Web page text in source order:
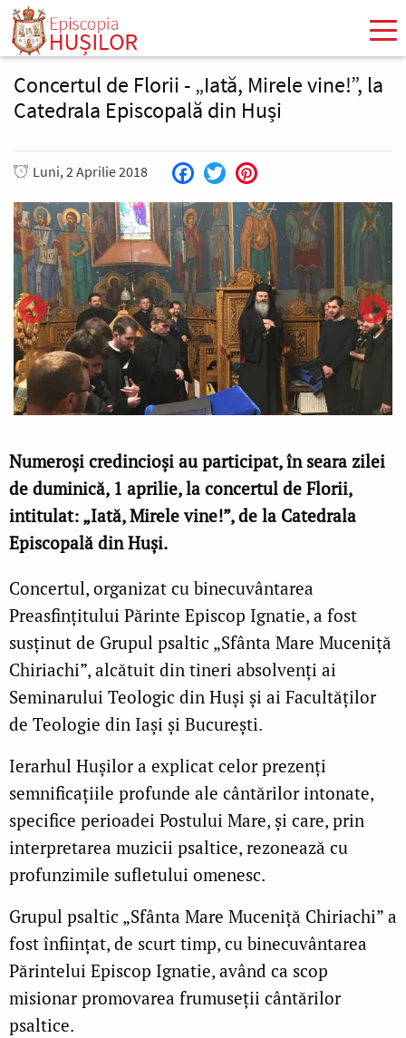
Mergi
conţinutul
principal
Concertul de Florii - „Iată, Mirele vine!”, la
Catedrala Episcopală din Huși
Luni, 2 Aprilie 2018 Facebook
Twitter
Numeroși credincioși au participat, în seara zilei
de duminică, 1 aprilie, la concertul de Florii,
intitulat: „Iată, Mirele vine!”, de la Catedrala
Episcopală din Huşi.
Concertul, organizat cu binecuvântarea
Preasfinţitului Părinte Episcop Ignatie, a fost
susţinut de Grupul psaltic „Sfânta Mare Muceniţă
Chiriachi”, alcătuit din tineri absolvenţi ai
Seminarului Teologic din Huşi şi ai Facultăţilor
de Teologie din Iaşi şi Bucureşti.
Ierarhul Hușilor a explicat celor prezenți
semnificațiile profunde ale cântărilor intonate,
specifice perioadei Postului Mare, și care, prin
interpretarea muzicii psaltice, rezonează cu
profunzimile sufletului omenesc.
Grupul psaltic „Sfânta Mare Muceniţă Chiriachi” a
fost înființat, de scurt timp, cu binecuvântarea
Părintelui Episcop Ignatie, având ca scop
misionar promovarea frumuseții cântărilor
psaltice.